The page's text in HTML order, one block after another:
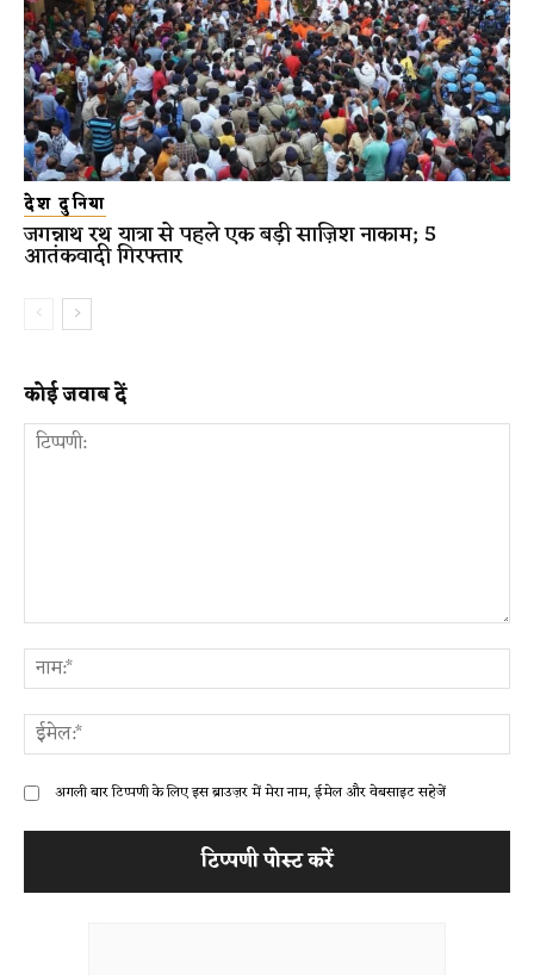
देश दुनिया
जगन्नाथ रथ यात्रा से पहले एक बड़ी साज़िश नाकाम; 5
आतंकवादी गिरफ्तार
कोई जवाब दें
अगली बार टिप्पणी के लिए इस ब्राउज़र में मेरा नाम, ईमेल और वेबसाइट सहेजें